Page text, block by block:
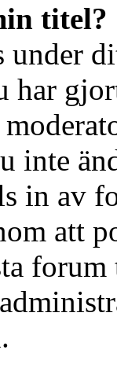
titel?
under
har
inte
in av
att
forum